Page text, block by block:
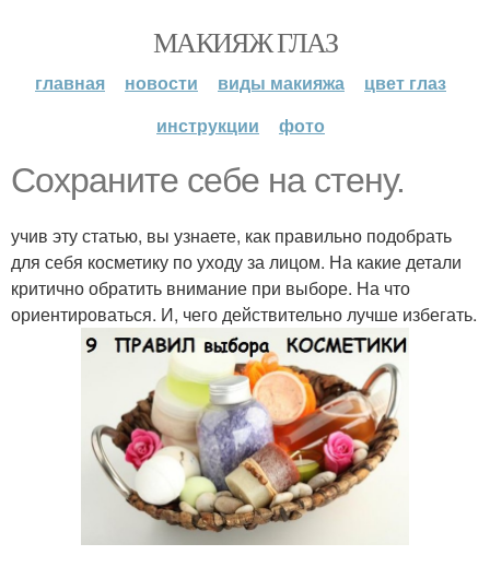
МАКИЯЖ ГЛАЗ
главная новости виды макияжа
цвет глаз
инструкции
фото
Сохраните себе на стену.
учив эту статью, вы узнаете, как правильно подобрать
для себя косметику по уходу за лицом. На какие детали
критично обратить внимание при выборе. На что
ориентироваться. И, чего действительно лучше избегать.